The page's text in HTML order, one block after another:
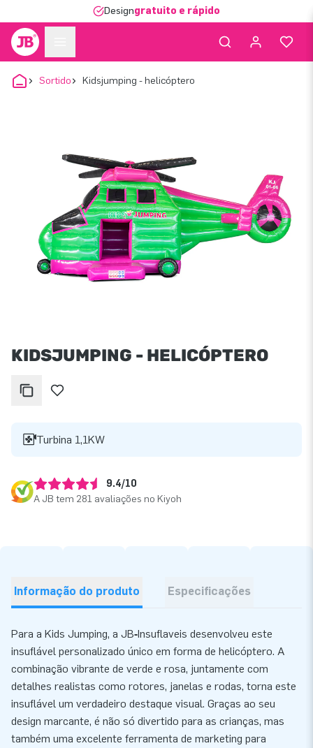
Designgratuito e rápido
Sortido Kidsjumping - helicóptero
KIDSJUMPING - HELICÓPTERO
Turbina 1,1KW
9.4/10
A JB tem 281 avaliações no Kiyoh
Informação do produto Especificações
Para a Kids Jumping, a JB‑Insuflaveis desenvolveu este
insuflável personalizado único em forma de helicóptero. A
combinação vibrante de verde e rosa, juntamente com
detalhes realistas como rotores, janelas e rodas, torna este
insuflável um verdadeiro destaque visual. Graças ao seu
design marcante, é não só divertido para as crianças, mas
também uma excelente ferramenta de marketing para